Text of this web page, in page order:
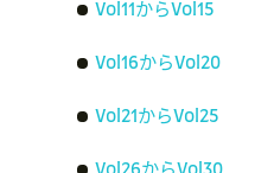
Vol11からVol15
Vol16からVol20
Vol21からVol25